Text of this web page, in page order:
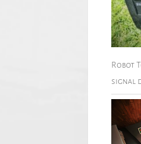
Robot
signal